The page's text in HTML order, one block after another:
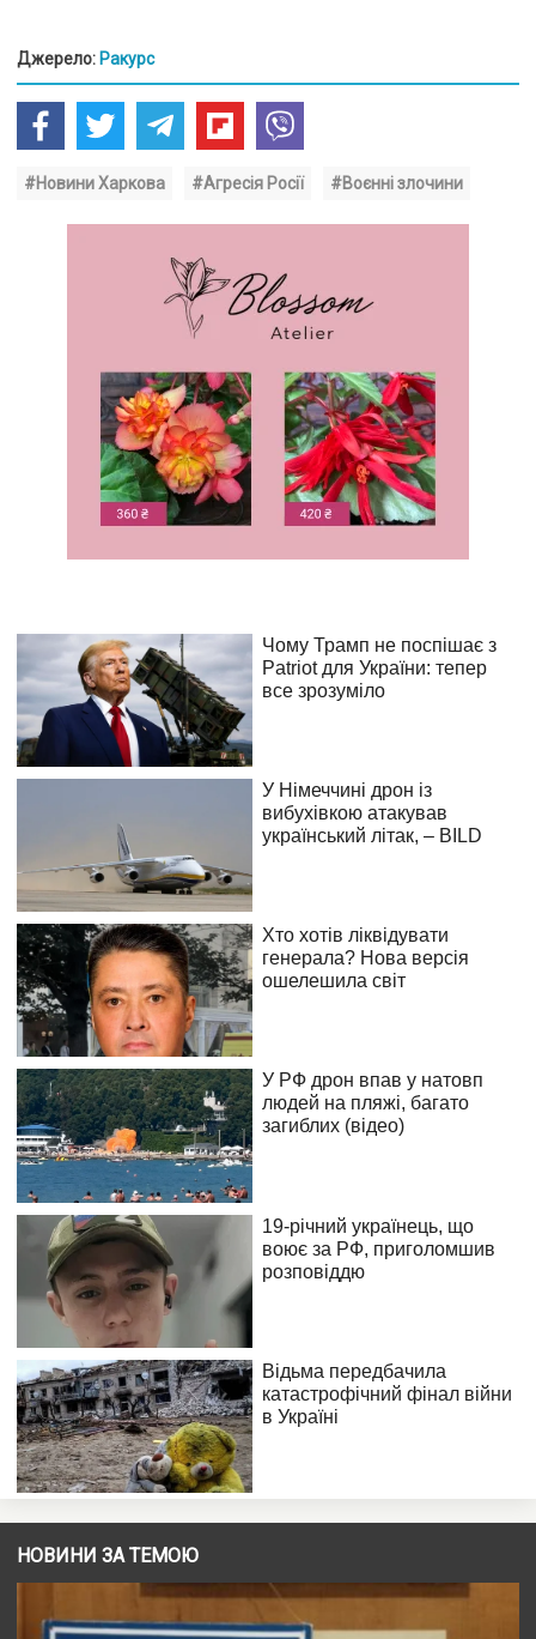
Джерело: Ракурс
#Новини Харкова #Агресія Росії #Воєнні злочини
НОВИНИ ЗА ТЕМОЮ